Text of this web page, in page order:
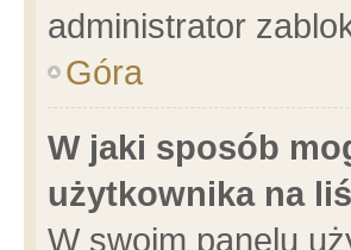
administrator
Góra
W jaki sposób
użytkownika na
W swoim panelu